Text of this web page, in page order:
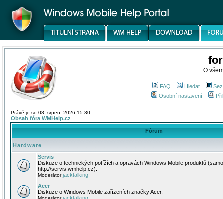
O
FAQ Hledat
Osobní nastavení
Právě je so 08. srpen, 2026 15:30
Obsah fóra WMHelp.cz
Fórum
Hardware
Servis
Diskuze o technických potížích a opravách Windows Mobile produktů
http://servis.wmhelp.cz).
Moderátorjacktalking
Acer
Diskuze o Windows Mobile zařízeních značky Acer.
Moderátorjacktalking